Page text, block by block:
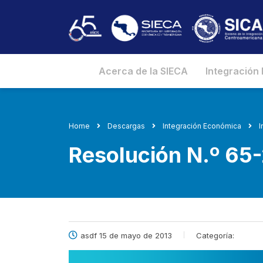
Acerca de la SIECA Integración
Home Descargas Integración Económica
Resolución N.º
asdf 15 de mayo de 2013 Categoría: